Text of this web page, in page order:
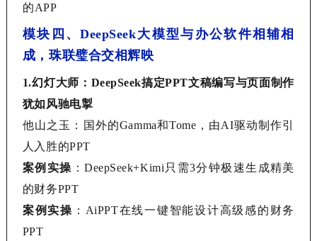
的APP
模块四、DeepSeek大模型与办公软件相辅相
成，珠联璧合交相辉映
1.幻灯大师： DeepSeek搞定PPT文稿编写与页面制作
犹如风驰电掣
他山之玉：国外的Gamma和Tome ，由AI驱动制作引
人入胜的PPT
案例实操 ：DeepSeek+Kimi只需3分钟极速生成精美
的财务PPT
案例实操 ： AiPPT在线一键智能设计高级感的财务
PPT